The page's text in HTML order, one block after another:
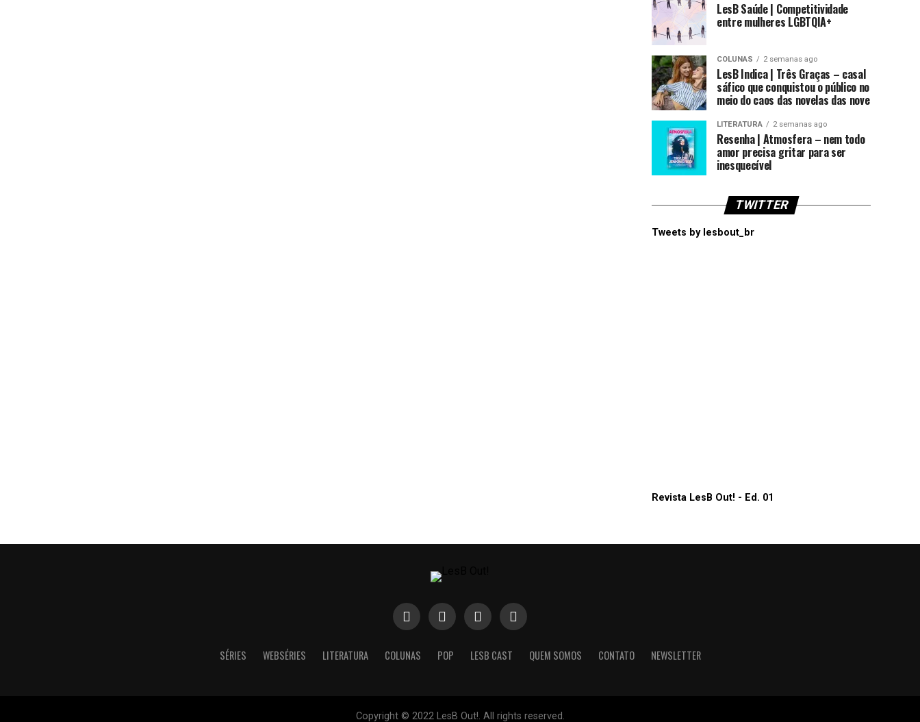
LesB Saúde | Competitividade
entre mulheres LGBTQIA+
COLUNAS 2 semanas ago
LesB Indica | Três Graças – casal
sáfico que conquistou o público no
meio do caos das novelas das nove
LITERATURA 2 semanas ago
Resenha | Atmosfera – nem todo
amor precisa gritar para ser
inesquecível
TWITTER
Tweets by lesbout_br
Revista LesB Out! - Ed. 01
SÉRIES WEBSÉRIES LITERATURA COLUNAS POP LESB CAST QUEM SOMOS CONTATO NEWSLETTER
Copyright © 2022 LesB Out!. All rights reserved.